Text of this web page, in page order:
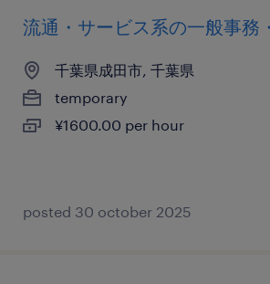
流通・サービス系の一般事務
千葉県成田市, 千葉県
temporary
¥1600.00 per hour
posted 30 october 2025